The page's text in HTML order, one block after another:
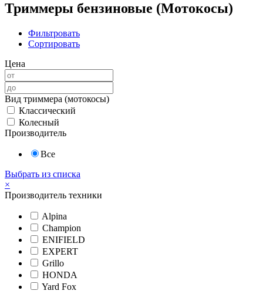
Триммеры бензиновые (Мотокосы)
Фильтровать
Сортировать
Цена
Вид триммера (мотокосы)
Классический
Колесный
Производитель
Все
Выбрать из списка
×
Производитель техники
Alpina
Champion
ENIFIELD
EXPERT
Grillo
HONDA
Yard Fox